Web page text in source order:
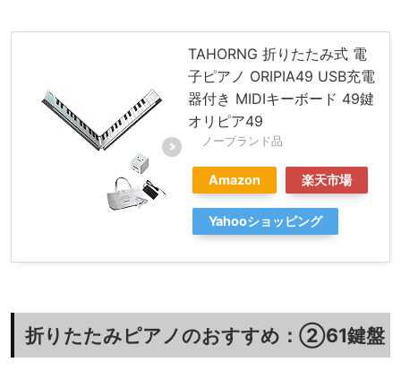
TAHORNG 折りたたみ式 電
子ピアノ ORIPIA49 USB充電
器付き MIDIキーボード 49鍵
オリピア49
ノーブランド品
Amazon 楽天市場
Yahooショッピング
折りたたみピアノのおすすめ：②61鍵盤